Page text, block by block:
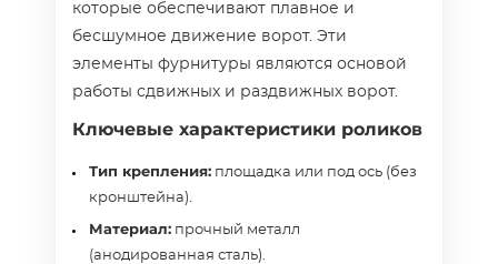
которые обеспечивают плавное и
бесшумное движение ворот. Эти
элементы фурнитуры являются основой
работы сдвижных и раздвижных ворот.
Ключевые характеристики роликов
Тип крепления: площадка или под ось (без
кронштейна).
Материал: прочный металл
(анодированная сталь).